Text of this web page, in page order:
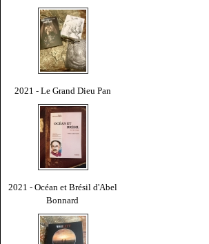
2021 - Le Grand Dieu Pan
2021 - Océan et Brésil d'Abel
Bonnard